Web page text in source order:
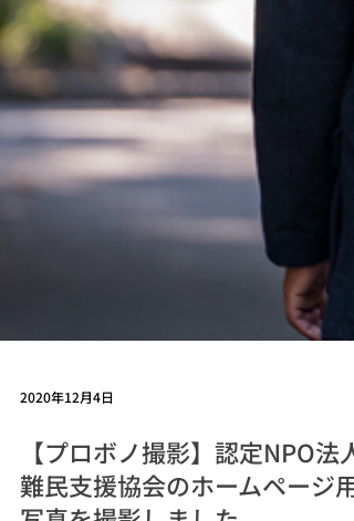
【プロボノ撮影】認定NPO法人